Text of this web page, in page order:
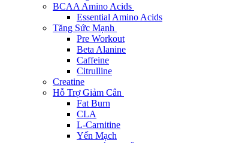
BCAA Amino Acids
Essential Amino Acids
Tăng Sức Mạnh
Pre Workout
Beta Alanine
Caffeine
Citrulline
Creatine
Hỗ Trợ Giảm Cân
Fat Burn
CLA
L-Carnitine
Yến Mạch